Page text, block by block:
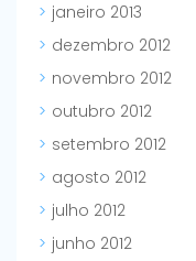
janeiro 2013
dezembro 2012
novembro 2012
outubro 2012
setembro 2012
agosto 2012
julho 2012
junho 2012